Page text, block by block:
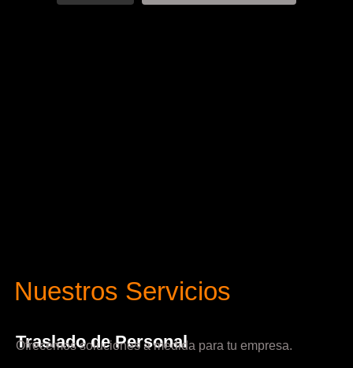
Nuestros Servicios
Traslado de Personal
Ofrecemos soluciones a medida para tu empresa.